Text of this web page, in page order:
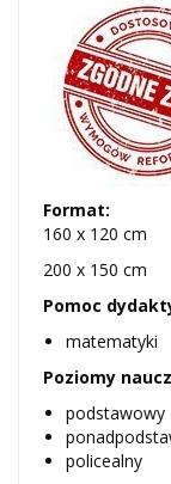
Format:
160 x 120 cm
200 x 150 cm
Pomoc
matematyki
Poziomy
podstawowy
policealny